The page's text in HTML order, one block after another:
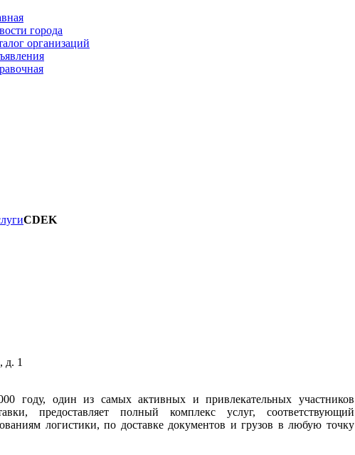
города
организаций
CDEK
д. 1
году, один из самых активных и привлекательных участников
предоставляет полный комплекс услуг, соответствующий
логистики, по доставке документов и грузов в любую точку